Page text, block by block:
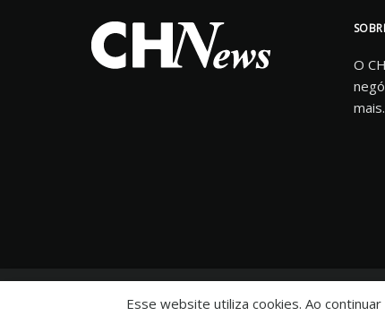
O
mais.
© 2025 CHNews - Portal de Notícias
Esse website utiliza cookies. Ao